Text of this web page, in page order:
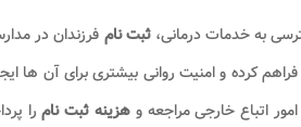
به خدمات درمانی،ثبت نام فرزندان در
کرده و امنیت روانی بیشتری برای آن ها
اتباع خارجی مراجعه و هزینه ثبت نام را